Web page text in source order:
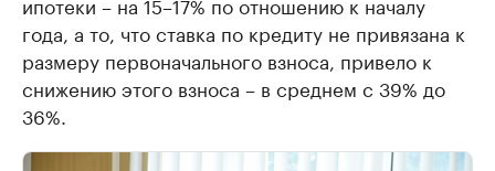
года, а то, что ставка по кредиту не привязана к
размеру первоначального взноса, привело к
снижению этого взноса – в среднем с 39% до
36%.